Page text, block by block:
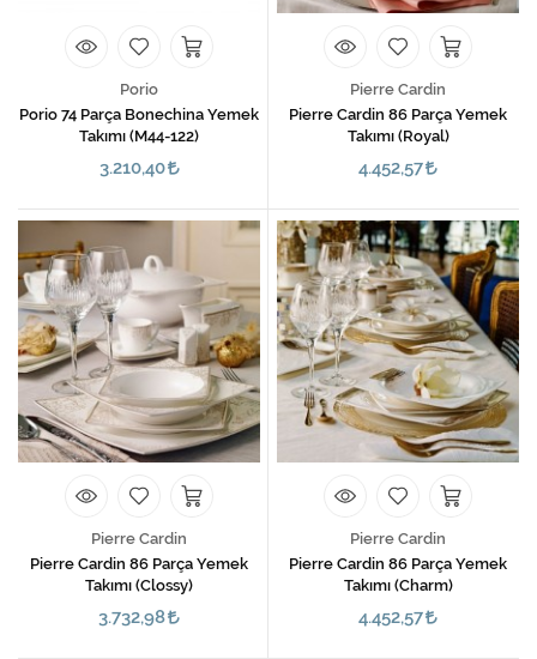
Porio
Porio 74 Parça Bonechina Yemek
Takımı (M44-122)
3.210,40
Pierre Cardin
Pierre Cardin 86 Parça Yemek
Takımı (Royal)
4.452,57
Pierre Cardin
Pierre Cardin 86 Parça Yemek
Takımı (Clossy)
3.732,98
Pierre Cardin
Pierre Cardin 86 Parça Yemek
Takımı (Charm)
4.452,57